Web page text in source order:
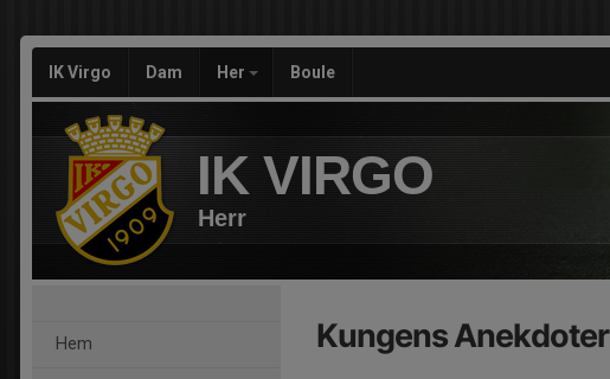
IK Virgo Dam Her Boule
IK VIRGO
Herr
Hem Kungens Anekdoter